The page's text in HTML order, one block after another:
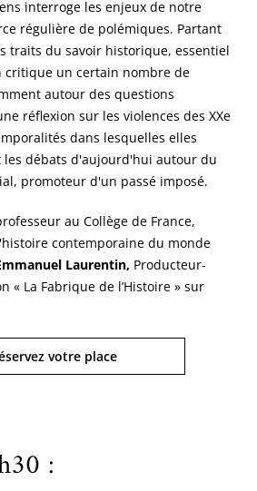
interroge les enjeux de notre
régulière de polémiques. Partant
traits du savoir historique, essentiel
critique un certain nombre de
autour des questions
réflexion sur les violences des XXe
dans lesquelles elles
débats d'aujourd'hui autour du
promoteur d'un passé imposé.
au Collège de France,
contemporaine du monde
Laurentin, Producteur-
« La Fabrique de l’Histoire » sur
votre place
: